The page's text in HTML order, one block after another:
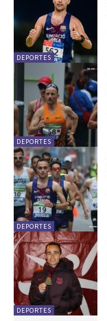
DEPORTES
DEPORTES
DEPORTES
DEPORTES